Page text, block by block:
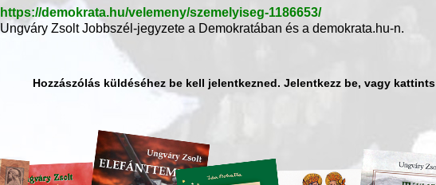
https://demokrata.hu/velemeny/szemelyiseg-1186653/
Ungváry Zsolt Jobbszél-jegyzete a Demokratában és a demokrata.hu-n.
Hozzászólás küldéséhez be kell jelentkezned. Jelentkezz be, vagy kattints